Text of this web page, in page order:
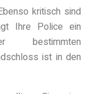
kritisch sind
Ihre Police ein
bestimmten
ist in den